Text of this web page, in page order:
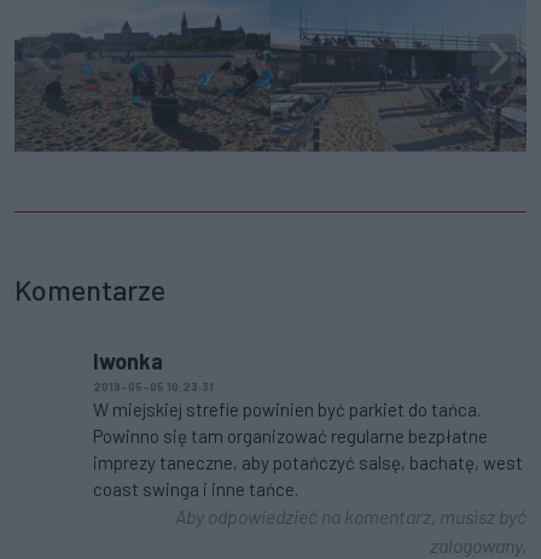
Komentarze
Iwonka
2019-05-05 10:23:31
W miejskiej strefie powinien być parkiet do tańca.
Powinno się tam organizować regularne bezpłatne
imprezy taneczne, aby potańczyć salsę, bachatę, west
coast swinga i inne tańce.
Aby odpowiedzieć na komentarz, musisz być
zalogowany.